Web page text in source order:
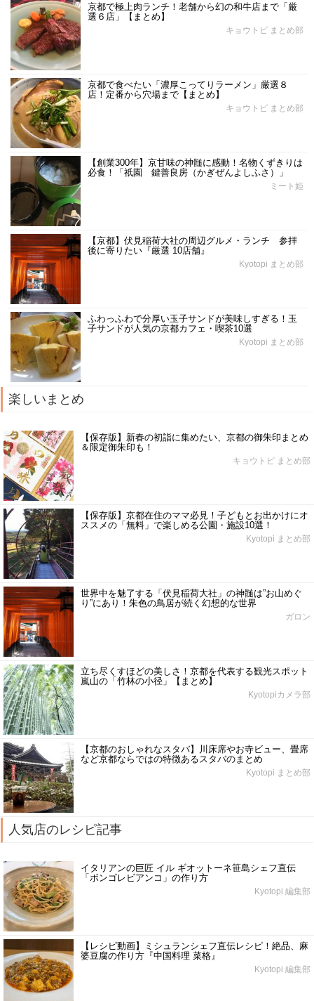
京都で極上肉ランチ！老舗から幻の和牛店まで「厳
選６店」【まとめ】
キョウトピ まとめ部
京都で食べたい「濃厚こってりラーメン」厳選８
店！定番から穴場まで【まとめ】
キョウトピ まとめ部
【創業300年】京甘味の神髄に感動！名物くずきりは
必食！「祇園 鍵善良房（かぎぜんよしふさ）」
ミート姫
【京都】伏見稲荷大社の周辺グルメ・ランチ 参拝
後に寄りたい『厳選 10店舗』
Kyotopi まとめ部
ふわっふわで分厚い玉子サンドが美味しすぎる！玉
子サンドが人気の京都カフェ・喫茶10選
Kyotopi まとめ部
楽しいまとめ
【保存版】新春の初詣に集めたい、京都の御朱印まとめ
＆限定御朱印も！
キョウトピ まとめ部
【保存版】京都在住のママ必見！子どもとお出かけにオ
ススメの「無料」で楽しめる公園・施設10選！
Kyotopi まとめ部
世界中を魅了する「伏見稲荷大社」の神髄は”お山めぐ
り”にあり！朱色の鳥居が続く幻想的な世界
ガロン
立ち尽くすほどの美しさ！京都を代表する観光スポット
嵐山の「竹林の小径」【まとめ】
Kyotopiカメラ部
【京都のおしゃれなスタバ】川床席やお寺ビュー、畳席
など京都ならではの特徴あるスタバのまとめ
Kyotopi まとめ部
人気店のレシピ記事
イタリアンの巨匠 イル ギオットーネ笹島シェフ直伝
「ボンゴレビアンコ」の作り方
Kyotopi 編集部
【レシピ動画】ミシュランシェフ直伝レシピ！絶品、麻
婆豆腐の作り方『中国料理 菜格』
Kyotopi 編集部